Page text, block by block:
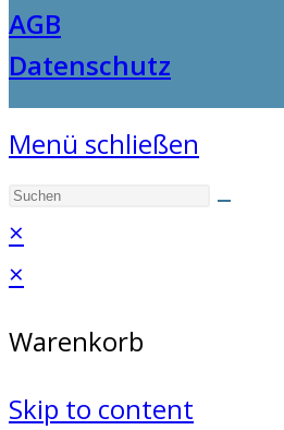
AGB
Datenschutz
Menü schließen
×
×
Warenkorb
Skip to content